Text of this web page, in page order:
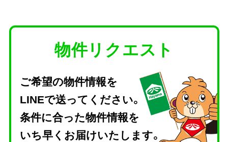
物件リクエスト
ご希望の物件情報を
LINEで送ってください。
条件に合った物件情報を
いち早くお届けいたします。